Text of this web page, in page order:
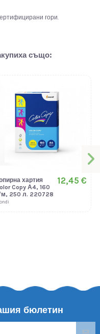
гори.
също:
хартия
Copy А4, 160
м, 250 л. 220728
12,45 €
бюлетин